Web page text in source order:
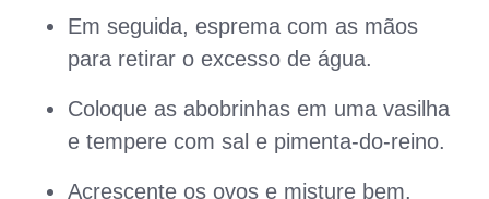
Em seguida, esprema com as mãos
para retirar o excesso de água.
Coloque as abobrinhas em uma vasilha
e tempere com sal e pimenta-do-reino.
Acrescente os ovos e misture bem.